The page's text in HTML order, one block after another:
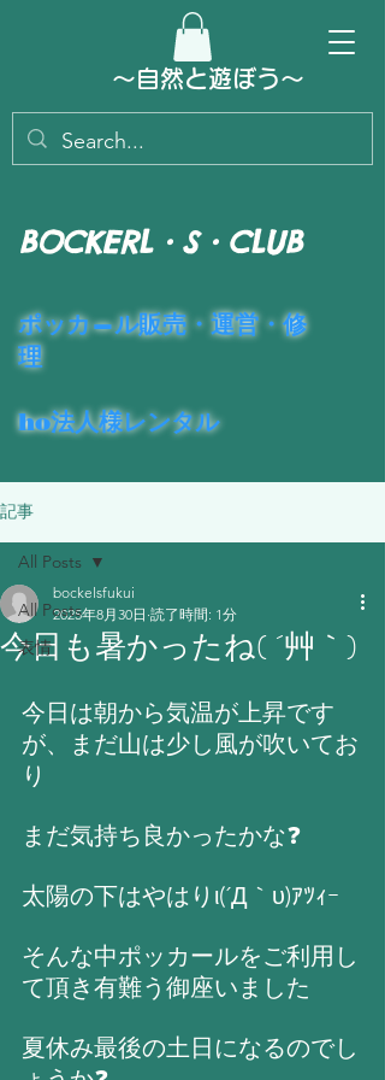
～​自然と遊ぼう～
​ポッカ―ル販売・運営・修
理
ho法人様レンタル
BOCKERL・S・CLUB
記事
All Posts
表情
All Posts
今日も暑かったね( ´艸｀)
bockelsfukui
2025年8月30日 読了時間: 1分
今日は朝から気温が上昇です
が、まだ山は少し風が吹いてお
り
まだ気持ち良かったかな❓
太陽の下はやはりι(´Д｀υ)ｱﾂｨｰ
そんな中ポッカールをご利用し
て頂き有難う御座いました
夏休み最後の土日になるのでし